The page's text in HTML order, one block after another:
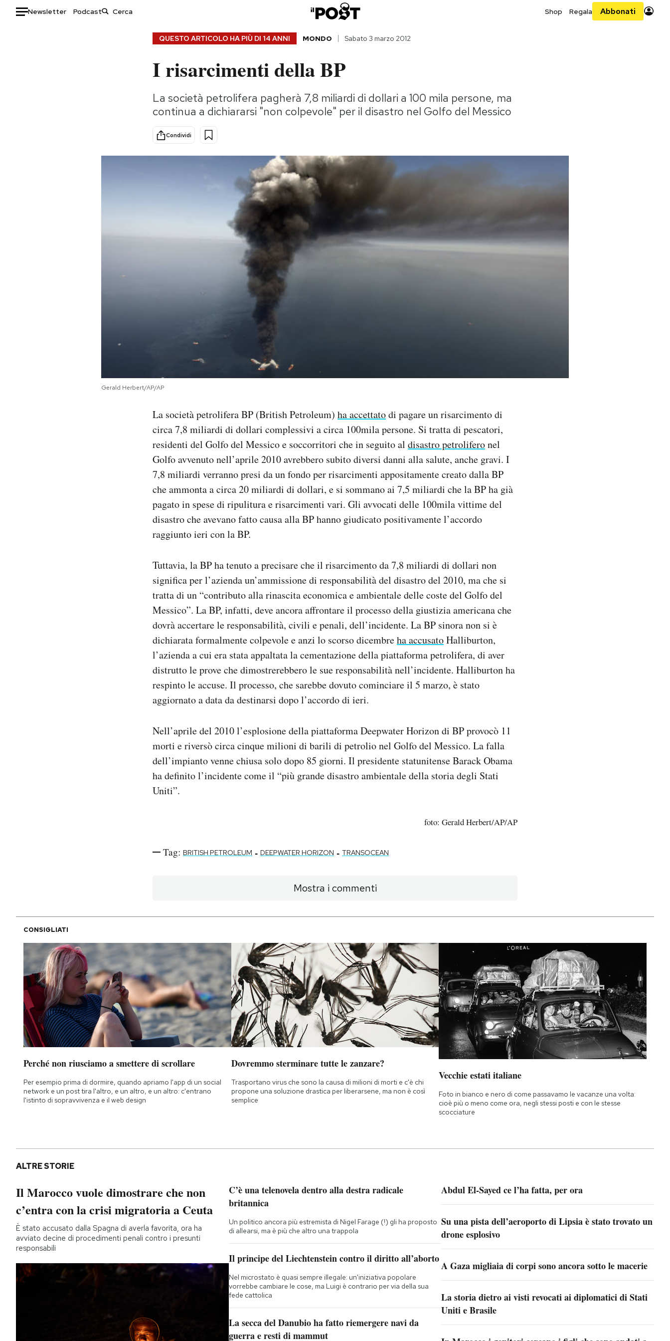
Newsletter Podcast Shop Regala Abbonati
Consumismi
Storie/Idee
Ok Boomer!
Media
QUESTO ARTICOLO HA PIÙ DI 14 ANNI MONDO Sabato 3 marzo 2012
I risarcimenti della BP
La società petrolifera pagherà 7,8 miliardi di dollari a 100 mila persone, ma
continua a dichiararsi "non colpevole" per il disastro nel Golfo del Messico
Condividi
Gerald Herbert/AP/AP
La società petrolifera BP (British Petroleum) ha accettatodi pagare un risarcimento di
circa 7,8 miliardi di dollari complessivi a circa 100mila persone. Si tratta di pescatori,
residenti del Golfo del Messico e soccorritori che in seguito al disastro petroliferonel
Golfo avvenuto nell’aprile 2010 avrebbero subito diversi danni alla salute, anche gravi. I
7,8 miliardi verranno presi da un fondo per risarcimenti appositamente creato dalla BP
che ammonta a circa 20 miliardi di dollari, e si sommano ai 7,5 miliardi che la BP ha già
pagato in spese di ripulitura e risarcimenti vari. Gli avvocati delle 100mila vittime del
disastro che avevano fatto causa alla BP hanno giudicato positivamente l’accordo
raggiunto ieri con la BP.
Tuttavia, la BP ha tenuto a precisare che il risarcimento da 7,8 miliardi di dollari non
significa per l’azienda un’ammissione di responsabilità del disastro del 2010, ma che si
tratta di un “contributo alla rinascita economica e ambientale delle coste del Golfo del
Messico”. La BP, infatti, deve ancora affrontare il processo della giustizia americana che
dovrà accertare le responsabilità, civili e penali, dell’incidente. La BP sinora non si è
dichiarata formalmente colpevole e anzi lo scorso dicembreha accusatoHalliburton,
l’azienda a cui era stata appaltata la cementazione della piattaforma petrolifera, di aver
distrutto le prove che dimostrerebbero le sue responsabilità nell’incidente. Halliburton ha
respinto le accuse. Il processo, che sarebbe dovuto cominciare il 5 marzo, è stato
aggiornato a data da destinarsi dopo l’accordo di ieri.
Nell’aprile del 2010 l’esplosione della piattaforma Deepwater Horizon di BP provocò 11
morti e riversò circa cinque milioni di barili di petrolio nel Golfo del Messico. La falla
dell’impianto venne chiusa solo dopo 85 giorni. Il presidente statunitense Barack Obama
ha definito l’incidente come il “più grande disastro ambientale della storia degli Stati
Uniti”.
foto: Gerald Herbert/AP/AP
Tag: BRITISH PETROLEUM - DEEPWATER HORIZON - TRANSOCEAN
Mostra i commenti
CONSIGLIATI
Perché non riusciamo a smettere di scrollare
Per esempio prima di dormire, quando apriamo l'app di un social
network e un post tira l'altro, e un altro, e un altro: c'entrano
l'istinto di sopravvivenza e il web design
Dovremmo sterminare tutte le zanzare?
Trasportano virus che sono la causa di milioni di morti e c'è chi
propone una soluzione drastica per liberarsene, ma non è così
semplice
Vecchie estati italiane
Foto in bianco e nero di come passavamo le vacanze una volta:
cioè più o meno come ora, negli stessi posti e con le stesse
scocciature
ALTRE STORIE
Il Marocco vuole dimostrare che non
c’entra con la crisi migratoria a Ceuta
È stato accusato dalla Spagna di averla favorita, ora ha
avviato decine di procedimenti penali contro i presunti
responsabili
C’è una telenovela dentro alla destra radicale
britannica
Un politico ancora più estremista di Nigel Farage (!) gli ha proposto
di allearsi, ma è più che altro una trappola
Il principe del Liechtenstein contro il diritto all’aborto
Nel microstato è quasi sempre illegale: un'iniziativa popolare
vorrebbe cambiare le cose, ma Luigi è contrario per via della sua
fede cattolica
La secca del Danubio ha fatto riemergere navi da
guerra e resti di mammut
Abdul El-Sayed ce l’ha fatta, per ora
Su una pista dell’aeroporto di Lipsia è stato trovato un
drone esplosivo
A Gaza migliaia di corpi sono ancora sotto le macerie
La storia dietro ai visti revocati ai diplomatici di Stati
Uniti e Brasile